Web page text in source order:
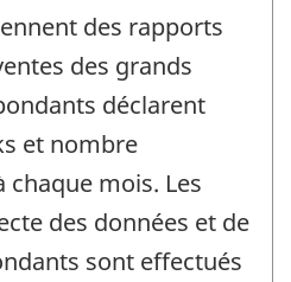
des rapports
des grands
déclarent
et nombre
mois. Les
des données et de
sont effectués